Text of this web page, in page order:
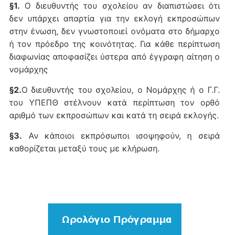
§1. Ο διευθυντής του σχολείου αν διαπιστώσει ότι
δεν υπάρχει απαρτία για την εκλογή εκπροσώπων
στην ένωση, δεν γνωστοποιεί ονόματα στο δήμαρχο
ή τον πρόεδρο της κοινότητας. Για κάθε περίπτωση
διαφωνίας αποφασίζει ύστερα από έγγραφη αίτηση ο
νομάρχης
§2.Ο διευθυντής του σχολείου, ο Νομάρχης ή ο Γ.Γ.
του ΥΠΕΠΘ στέλνουν κατά περίπτωση τον ορθό
αριθμό των εκπροσώπων και κατά τη σειρά εκλογής.
§3. Αν κάποιοι εκπρόσωποι ισοψηφούν, η σειρά
καθορίζεται μεταξύ τους με κλήρωση.